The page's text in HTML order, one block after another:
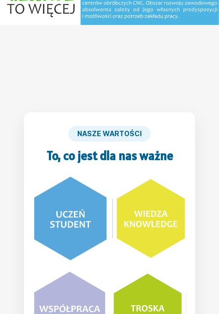
NASZE WARTOŚCI
To, co jest dla nas ważne